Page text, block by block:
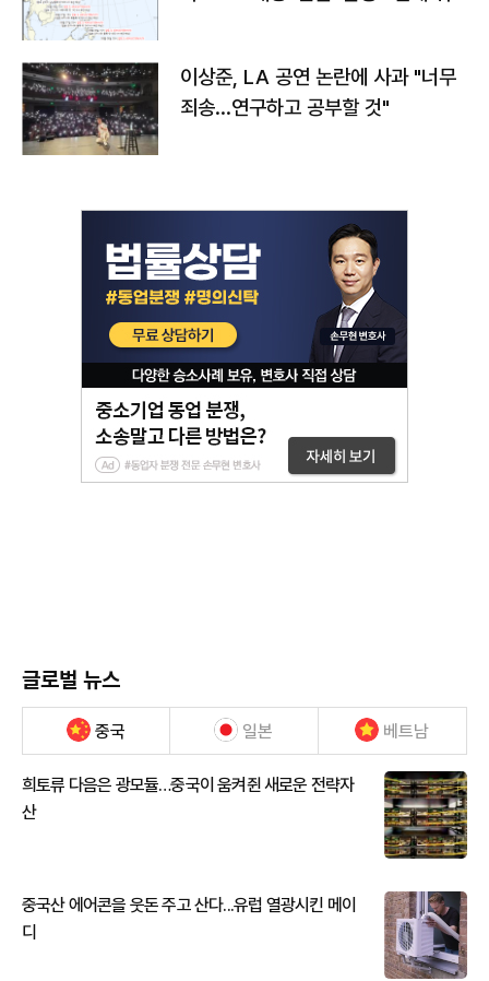
이상준, LA 공연 논란에 사과 "너무
죄송…연구하고 공부할 것"
글로벌 뉴스
중국 일본 베트남
희토류 다음은 광모듈…중국이 움켜쥔 새로운 전략자
산
중국산 에어콘을 웃돈 주고 산다...유럽 열광시킨 메이
디